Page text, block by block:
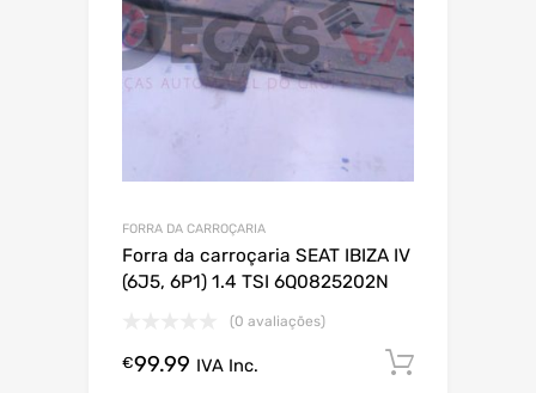
FORRA DA CARROÇARIA
Forra da carroçaria SEAT IBIZA IV
(6J5, 6P1) 1.4 TSI 6Q0825202N
(0 avaliações)
€99.99 IVA Inc.